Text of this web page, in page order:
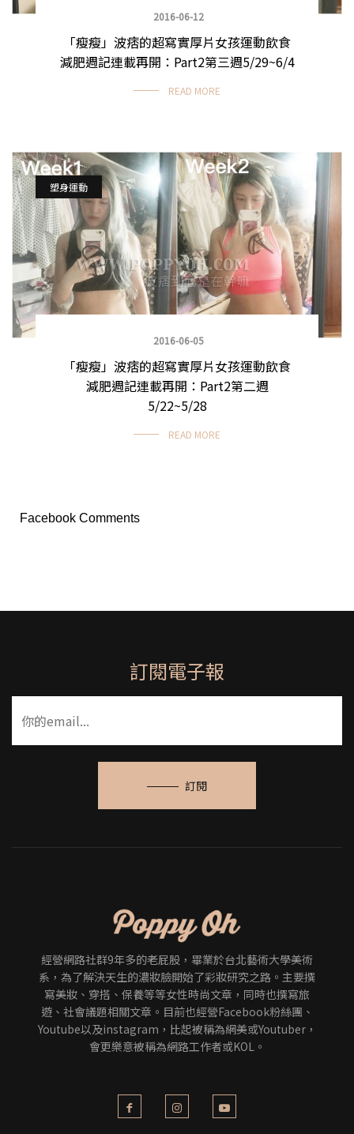
2016-06-12
「瘦瘦」波痞的超寫實厚片女孩運動飲食
減肥週記連載再開：Part2第三週5/29~6/4
READ MORE
塑身運動
2016-06-05
「瘦瘦」波痞的超寫實厚片女孩運動飲食
減肥週記連載再開：Part2第二週
5/22~5/28
READ MORE
Facebook Comments
訂閱電子報
訂閱
經營網路社群9年多的老屁股，畢業於台北藝術大學美術
系，為了解決天生的濃妝臉開始了彩妝研究之路。主要撰
寫美妝、穿搭、保養等等女性時尚文章，同時也撰寫旅
遊、社會議題相關文章。目前也經營Facebook粉絲團、
Youtube以及instagram，比起被稱為網美或Youtuber，
會更樂意被稱為網路工作者或KOL。